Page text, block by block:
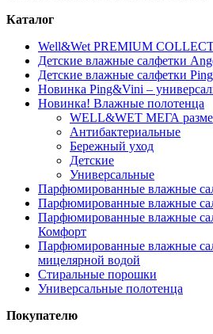
Каталог
Well&Wet PREMIUM
Детские влажные салфетки
Детские влажные салфетки
Новинка Ping&Vini –
Новинка! Влажные полотенца
WELL&WET МЕГА
Антибактериальные
Бережный уход
Детские
Универсальные
Парфюмированные влажные
Парфюмированные влажные
Парфюмированные влажные
Комфорт
Парфюмированные влажные
мицелярной водой
Стиральные порошки
Универсальные полотенца
Покупателю